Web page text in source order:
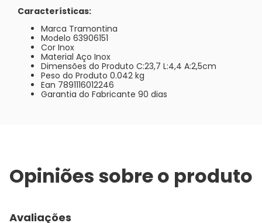
Características:
Marca Tramontina
Modelo 63906151
Cor Inox
Material Aço Inox
Dimensões do Produto C:23,7 L:4,4 A:2,5cm
Peso do Produto 0.042 kg
Ean 7891116012246
Garantia do Fabricante 90 dias
Opiniões sobre o produto
Avaliações